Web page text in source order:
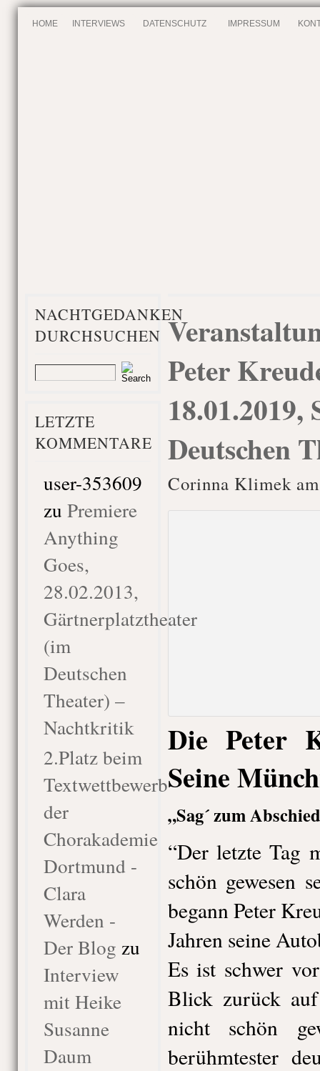
HOME INTERVIEWS DATENSCHUTZ IMPRESSUM
NACHTGEDANKEN
DURCHSUCHEN
LETZTE
KOMMENTARE
user-353609
zu Premiere
Anything
Goes,
28.02.2013,
Gärtnerplatztheater
(im
Deutschen
Theater) –
Nachtkritik
2.Platz beim
Textwettbewerb
der
Chorakademie
Dortmund -
Clara
Werden -
Der Blog zu
Interview
mit Heike
Susanne
Daum
Peter
18.01.2019,
Deutschen
Corinna Klimek
Die Peter
Seine
„Sag´ zum
“Der letzte Tag
schön gewesen
begann Peter
Jahren seine
Es ist schwer
Blick zurück
nicht schön
berühmtester